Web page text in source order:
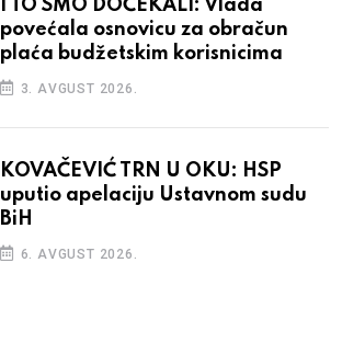
I TO SMO DOČEKALI: Vlada
povećala osnovicu za obračun
plaća budžetskim korisnicima
3. AVGUST 2026.
KOVAČEVIĆ TRN U OKU: HSP
uputio apelaciju Ustavnom sudu
BiH
6. AVGUST 2026.